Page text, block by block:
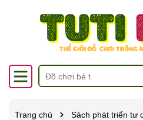
Trang chủ Sách phát triển tư